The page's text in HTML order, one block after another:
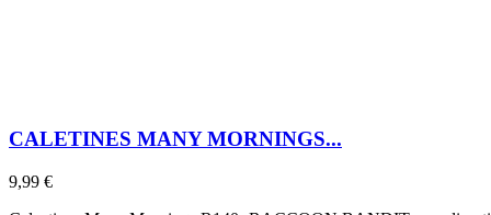
CALETINES MANY MORNINGS...
9,99 €